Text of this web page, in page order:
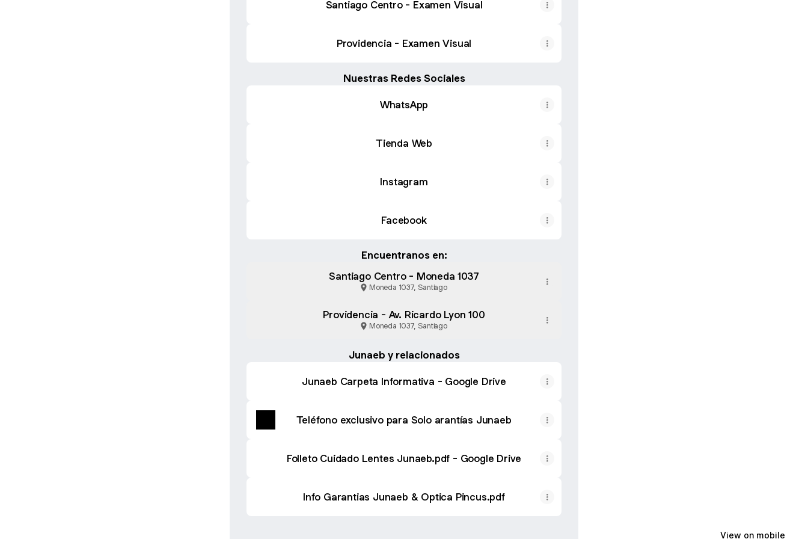
Santiago Centro - Examen Visual
Providencia - Examen Visual
Nuestras Redes Sociales
WhatsApp
Tienda Web
Instagram
Facebook
Encuentranos en:
Santiago Centro - Moneda 1037
Moneda 1037, Santiago
Providencia - Av. Ricardo Lyon 100
Moneda 1037, Santiago
Junaeb y relacionados
Junaeb Carpeta Informativa - Google Drive
Teléfono exclusivo para Solo arantías Junaeb
Folleto Cuidado Lentes Junaeb.pdf - Google Drive
Info Garantias Junaeb & Optica Pincus.pdf
View on mobile